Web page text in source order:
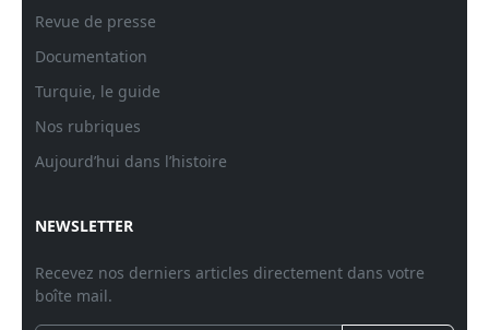
Revue de presse
Documentation
Turquie, le guide
Nos rubriques
Aujourd’hui dans l’histoire
NEWSLETTER
Recevez nos derniers articles directement dans votre
boîte mail.